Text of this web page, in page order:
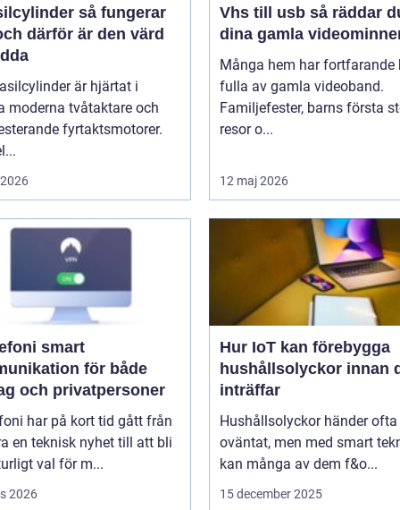
så fungerar
därför är den värd
är hjärtat i
moderna tvåtaktare och
fyrtaktsmotorer.
Vhs till usb så räddar du
dina gamla
Många hem har fortfarande
fulla av gamla videoband.
Familjefester, barns första
resor o...
12 maj 2026
smart
för både
och privatpersoner
har på kort tid gått från
en teknisk nyhet till att bli
val för m...
2026
Hur IoT kan förebygga
hushållsolyckor innan
inträffar
Hushållsolyckor händer ofta
oväntat, men med smart
kan många av dem f&o...
15 december 2025